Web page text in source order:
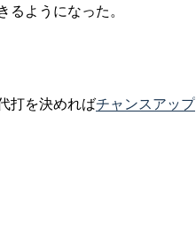
ようになった。
打を決めればチャンスアップ